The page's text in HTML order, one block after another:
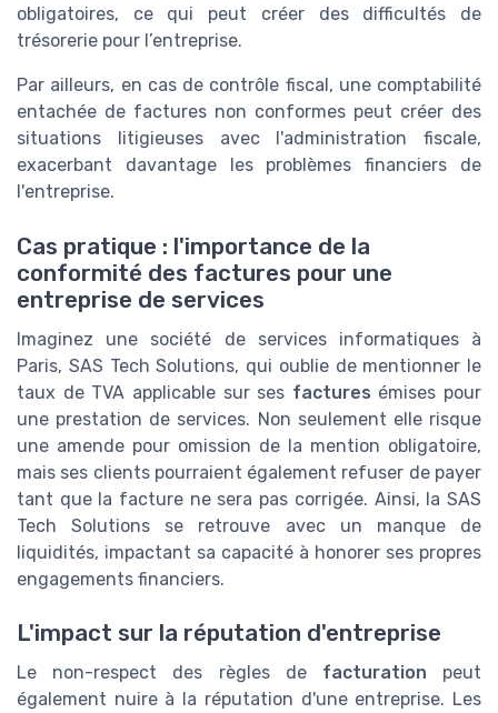
obligatoires, ce qui peut créer des difficultés de
trésorerie pour l’entreprise.
Par ailleurs, en cas de contrôle fiscal, une comptabilité
entachée de factures non conformes peut créer des
situations litigieuses avec l'administration fiscale,
exacerbant davantage les problèmes financiers de
l'entreprise.
Cas pratique : l'importance de la
conformité des factures pour une
entreprise de services
Imaginez une société de services informatiques à
Paris, SAS Tech Solutions, qui oublie de mentionner le
taux de TVA applicable sur ses factures émises pour
une prestation de services. Non seulement elle risque
une amende pour omission de la mention obligatoire,
mais ses clients pourraient également refuser de payer
tant que la facture ne sera pas corrigée. Ainsi, la SAS
Tech Solutions se retrouve avec un manque de
liquidités, impactant sa capacité à honorer ses propres
engagements financiers.
L'impact sur la réputation d'entreprise
Le non-respect des règles de facturation peut
également nuire à la réputation d'une entreprise. Les